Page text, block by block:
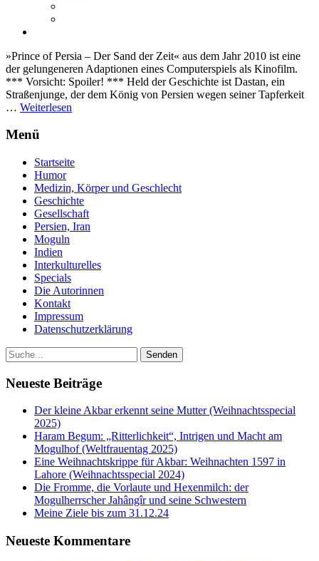
»Prince of Persia – Der Sand der Zeit« aus dem Jahr 2010 ist eine
der gelungeneren Adaptionen eines Computerspiels als Kinofilm.
*** Vorsicht: Spoiler! *** Held der Geschichte ist Dastan, ein
Straßenjunge, der dem König von Persien wegen seiner Tapferkeit
… Weiterlesen
Menü
Startseite
Humor
Medizin, Körper und Geschlecht
Geschichte
Gesellschaft
Persien, Iran
Moguln
Indien
Interkulturelles
Specials
Die Autorinnen
Kontakt
Impressum
Datenschutzerklärung
Neueste Beiträge
Der kleine Akbar erkennt seine Mutter (Weihnachtsspecial
2025)
Haram Begum: „Ritterlichkeit“, Intrigen und Macht am
Mogulhof (Weltfrauentag 2025)
Eine Weihnachtskrippe für Akbar: Weihnachten 1597 in
Lahore (Weihnachtsspecial 2024)
Die Fromme, die Vorlaute und Hexenmilch: der
Mogulherrscher Jahângîr und seine Schwestern
Meine Ziele bis zum 31.12.24
Neueste Kommentare